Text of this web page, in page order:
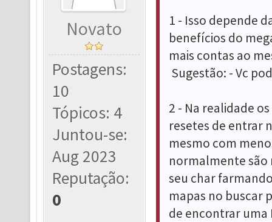
Novato
Postagens:
10
Tópicos: 4
Juntou-se:
Aug 2023
Reputação:
0
1 - Isso depende
benefícios do
mais contas ao
Sugestão: - Vc
2 - Na realidade
resetes de entrar
mesmo com
normalmente são
seu char
mapas no buscar
de encontrar uma